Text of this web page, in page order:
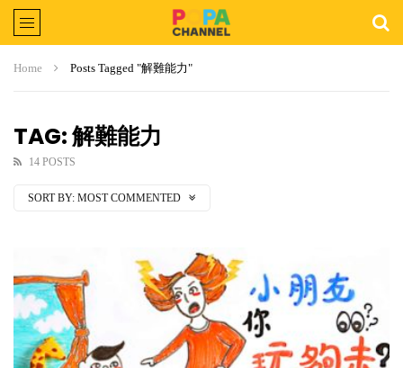
Home Posts Tagged "解難能力"
TAG: 解難能力
14 POSTS
SORT BY: MOST COMMENTED